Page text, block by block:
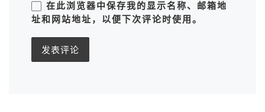
在此浏览器中保存我的显示名称、邮箱地
址和网站地址，以便下次评论时使用。